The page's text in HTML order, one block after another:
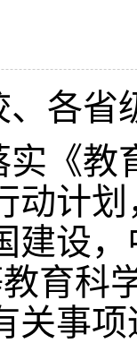
、各省
实《
动计
建设
育科
关事